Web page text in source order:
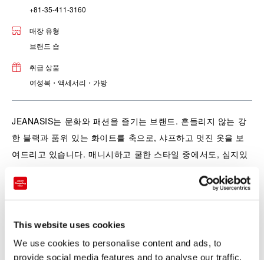
This website uses cookies
We use cookies to personalise content and ads, to
provide social media features and to analyse our traffic.
+81-35-411-3160
매장 유형
브랜드 숍
취급 상품
여성복・액세서리・가방
JEANASIS는 문화와 패션을 즐기는 브랜드. 흔들리지 않는 강
한 블랙과 품위 있는 화이트를 축으로, 샤프하고 멋진 옷을 보
여드리고 있습니다. 매니시하고 쿨한 스타일 중에서도, 심지있